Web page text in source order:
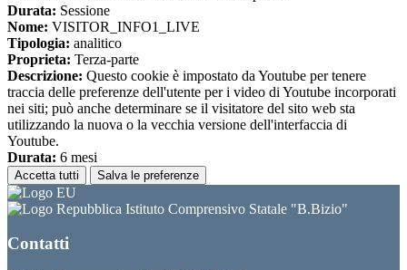
Durata: Sessione
Nome: VISITOR_INFO1_LIVE
Tipologia: analitico
Proprieta: Terza-parte
Descrizione: Questo cookie è impostato da Youtube per tenere
traccia delle preferenze dell'utente per i video di Youtube incorporati
nei siti; può anche determinare se il visitatore del sito web sta
utilizzando la nuova o la vecchia versione dell'interfaccia di
Youtube.
Durata: 6 mesi
Accetta tutti Salva le preferenze
Istituto Comprensivo Statale "B.Bizio"
Contatti